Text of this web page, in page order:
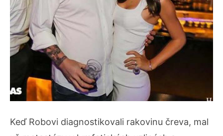
Keď Robovi diagnostikovali rakovinu čreva, mal